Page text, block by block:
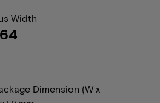
Width
Dimension (W x